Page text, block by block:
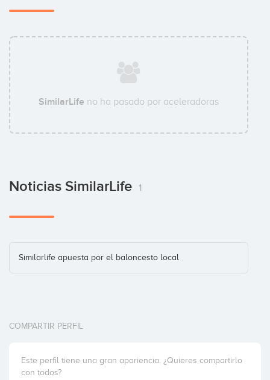
SimilarLife no ha pasado por aceleradoras
Noticias SimilarLife 1
Similarlife apuesta por el baloncesto local
COMPARTIR PERFIL
Este perfil tiene una gran apariencia. ¿Quieres compartirlo
con todos?